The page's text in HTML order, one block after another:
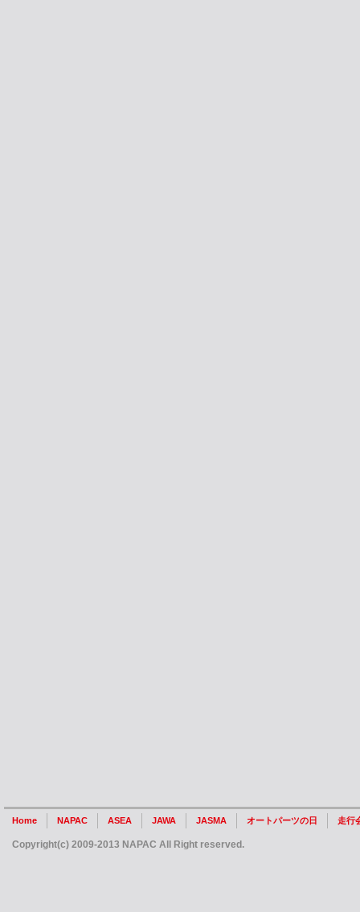
Home NAPAC ASEA JAWA JASMA オートパーツの日 走行
Copyright(c) 2009-2013 NAPAC All Right reserved.